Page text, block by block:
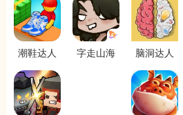
潮鞋达人 字走山海 脑洞达人